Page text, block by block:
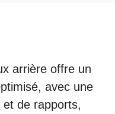
arrière offre un
avec une
de rapports,